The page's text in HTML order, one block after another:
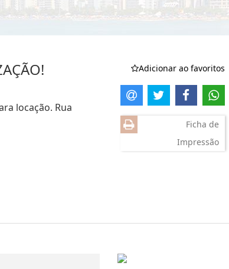
locação. Rua
Adicionar ao favoritos
Ficha de
Impressão